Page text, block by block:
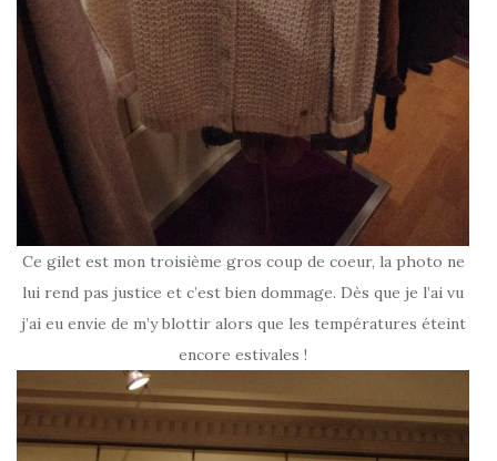
Ce gilet est mon troisième gros coup de coeur, la photo ne
lui rend pas justice et c’est bien dommage. Dès que je l’ai vu
j’ai eu envie de m’y blottir alors que les températures éteint
encore estivales !